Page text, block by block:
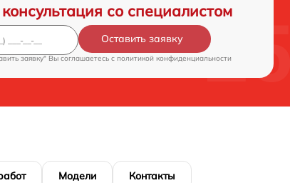
со специалистом
Оставить заявку
заявку" Вы соглашаетесь c политикой конфиденциальности
Модели Контакты